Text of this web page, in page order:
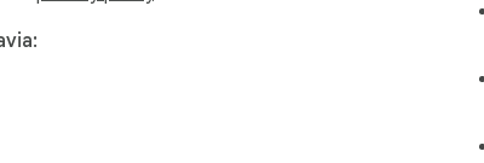
viittausluetteloihin, laajennus mukautuu helposti.